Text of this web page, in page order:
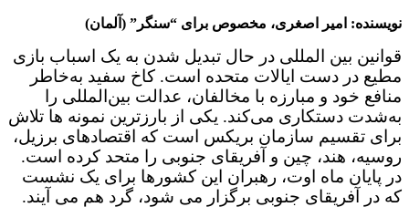
نویسنده: امیر اصغری، مخصوص برای “سنگر” (آلمان)
قوانین بین المللی در حال تبدیل شدن به یک اسباب بازی
مطیع در دست ایالات متحده است. کاخ سفید به‌خاطر
منافع خود و مبارزه با مخالفان، عدالت بین‌المللی را
به‌شدت دستکاری می‌کند. یکی از بارزترین نمونه ها تلاش
برای تقسیم سازمان بریکس است که اقتصادهای برزیل،
روسیه، هند، چین و آفریقای جنوبی را متحد کرده است.
در پایان ماه اوت، رهبران این کشورها برای یک نشست
که در آفریقای جنوبی برگزار می شود، گرد هم می آیند.